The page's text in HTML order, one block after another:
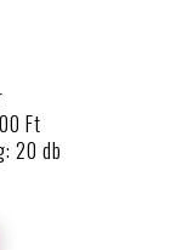
Ft
20 db